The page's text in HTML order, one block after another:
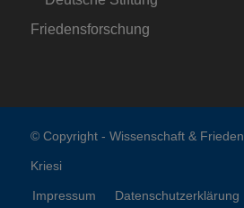
© Copyright - Wissenschaft & Frieden
Kriesi
Impressum Datenschutzerklärung